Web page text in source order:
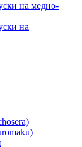
на медно-
на